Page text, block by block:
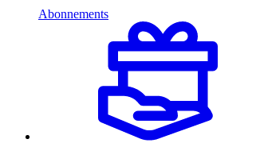
Abonnements